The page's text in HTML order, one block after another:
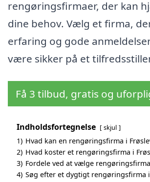
rengøringsfirmaer, der kan
dine behov. Vælg et firma,
erfaring og gode
være sikker på et
Få 3 tilbud, gratis og
Indholdsfortegnelse skjul
1) Hvad kan en rengøringsfirma i
2) Hvad koster et rengøringsfirma i
3) Fordele ved at vælge
4) Søg efter et dygtigt rengøringsfirma